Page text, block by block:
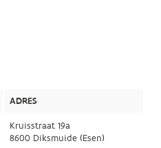
ADRES
Kruisstraat 19a
8600 Diksmuide (Esen)